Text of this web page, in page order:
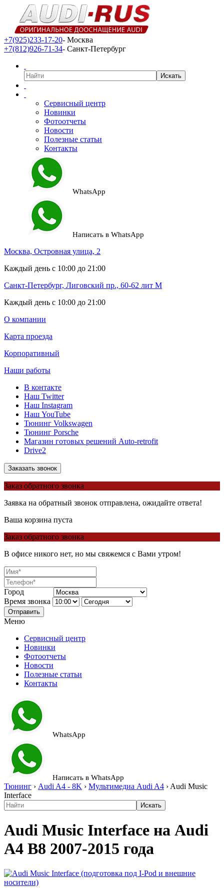
+7(925)233-17-20- Москва
+7(812)926-71-34- Санкт-Петербург
Сервисный центр
Новинки
Фотоотчеты
Новости
Полезные статьи
Контакты
WhatsApp
Написать в WhatsApp
Москва, Островная улица, 2
Каждый день с 10:00 до 21:00
Санкт-Петербург, Лиговский пр., 60-62 лит М
Каждый день с 10:00 до 21:00
О компании
Карта проезда
Корпоративный
Наши работы
В контакте
Наш Twitter
Наш Instagram
Наш YouTube
Тюнинг Volkswagen
Тюнинг Porsche
Магазин готовых решений Auto-retrofit
Drive2
Заказать звонок
Заказ обратного звонка
Заявка на обратный звонок отправлена, ожидайте ответа!
Ваша корзина пуста
Заказ обратного звонка
В офисе никого нет, но мы свяжемся с Вами утром!
Город
Время звонка
Отправить
Меню
Сервисный центр
Новинки
Фотоотчеты
Новости
Полезные статьи
Контакты
WhatsApp
Написать в WhatsApp
Тюнинг › Audi A4 - 8K › Мультимедиа Audi A4 › Audi Music
Interface
Audi Music Interface на Audi
A4 B8 2007-2015 года